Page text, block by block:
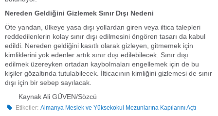
Nereden Geldiğini Gizlemek Sınır Dışı Nedeni
Öte yandan, ülkeye yasa dışı yollardan giren veya iltica talepleri
reddedilenlerin kolay sınır dışı edilmesini öngören tasarı da kabul
edildi. Nereden geldiğini kasıtlı olarak gizleyen, gitmemek için
kimliklerini yok edenler artık sınır dışı edilebilecek. Sınır dışı
edilmek üzereyken ortadan kaybolmaları engellemek için de bu
kişiler gözaltında tutulabilecek. İlticacının kimliğini gizlemesi de sınır
dışı için bir sebep sayılacak.
Kaynak Ali GÜVEN/Sözcü
Etiketler: Almanya Meslek ve Yüksekokul Mezunlarına Kapılarını Açtı